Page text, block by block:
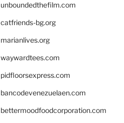
unboundedthefilm.com
catfriends-bg.org
marianlives.org
waywardtees.com
pidfloorsexpress.com
bancodevenezuelaen.com
bettermoodfoodcorporation.com